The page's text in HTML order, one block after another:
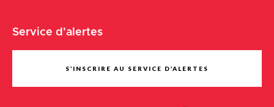
Service d'alertes
S’INSCRIRE AU SERVICE D’ALERTES